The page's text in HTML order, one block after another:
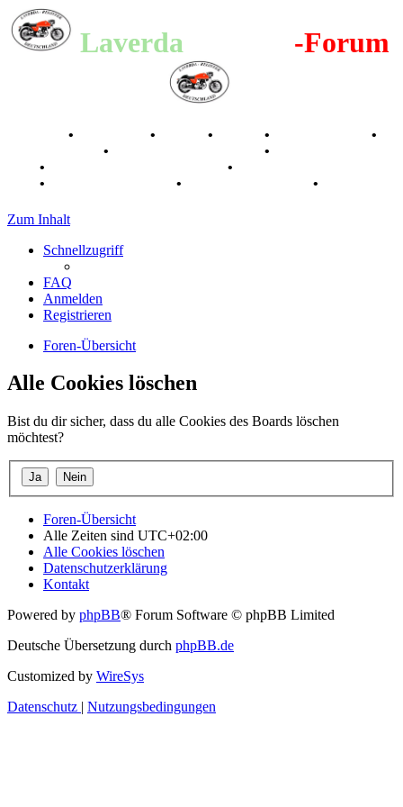
Laverda -Forum
• • • •
•
• •
• •
• • •
Zum Inhalt
Schnellzugriff
FAQ
Anmelden
Registrieren
Foren-Übersicht
Alle Cookies löschen
Bist du dir sicher, dass du alle Cookies des Boards löschen
möchtest?
Foren-Übersicht
Alle Zeiten sind UTC+02:00
Alle Cookies löschen
Datenschutzerklärung
Kontakt
Powered by phpBB® Forum Software © phpBB Limited
Deutsche Übersetzung durch phpBB.de
Customized by WireSys
Datenschutz | Nutzungsbedingungen